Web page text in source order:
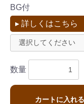
BG付
▸ 詳しくはこちら
数量
カートに入れる